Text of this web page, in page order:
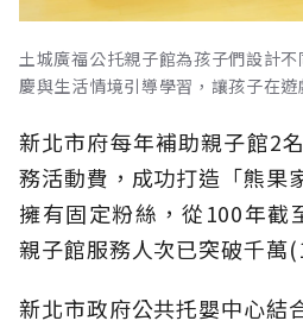
土城廣福公托親子館為孩子們設計
慶與生活情境引導學習，讓孩子在遊
新北市府每年補助親子館2
務活動費，成功打造「熊果
擁有固定粉絲，從100年截
親子館服務人次已突破千萬
新北市政府公共托嬰中心結